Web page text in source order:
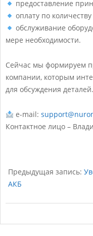
я
п
ч
а
т
ь
б
п
у
предоставление
оплату по
обслуживание
мере необходимости.
Сейчас мы формируем
компании, которым
для обсуждения деталей.
e-mail:
Контактное лицо –
02-
04
Предыдущая запись:
АКБ